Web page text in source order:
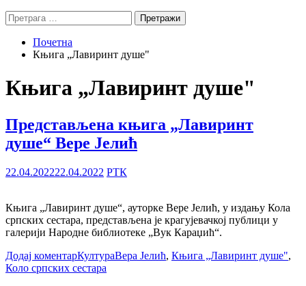
Претрага
за:
Почетна
Књига „Лавиринт душе"
Књига „Лавиринт душе"
Представљена књига „Лавиринт
душе“ Вере Јелић
22.04.202222.04.2022 РТК
Књига „Лавиринт душе“, ауторке Вере Јелић, у издању Кола
српских сестара, представљена је крагујевачкој публици у
галерији Народне библиотеке „Вук Караџић“.
Додај коментарКултураВера Јелић, Књига „Лавиринт душе",
Коло српских сестара